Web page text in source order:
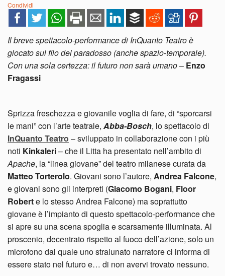
Condividi
Il breve spettacolo-performance di InQuanto Teatro è
giocato sul filo del paradosso (anche spazio-temporale).
Con una sola certezza: il futuro non sarà umano– Enzo
Fragassi
Sprizza freschezza e giovanile voglia di fare, di “sporcarsi
le mani” con l’arte teatrale, Abba-Bosch, lo spettacolo di
InQuanto Teatro – sviluppato in collaborazione con i più
noti Kinkaleri– che il Litta ha presentato nell’ambito di
Apache, la “linea giovane” del teatro milanese curata da
Matteo Torterolo. Giovani sono l’autore, Andrea Falcone,
e giovani sono gli interpreti (Giacomo Bogani, Floor
Roberte lo stesso Andrea Falcone) ma soprattutto
giovane è l’impianto di questo spettacolo-performance che
si apre su una scena spoglia e scarsamente illuminata. Al
proscenio, decentrato rispetto al fuoco dell’azione, solo un
microfono dal quale uno stralunato narratore ci informa di
essere stato nel futuro e… di non avervi trovato nessuno.